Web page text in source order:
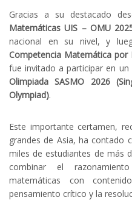
Gracias a su destacado
Matemáticas UIS – OMU
nacional en su nivel, y
Competencia Matemática por
fue invitado a participar en un
Olimpiada SASMO 2026
Olympiad).
Este importante certamen,
grandes de Asia, ha contado
miles de estudiantes de más
combinar el
matemáticas con
pensamiento crítico y la